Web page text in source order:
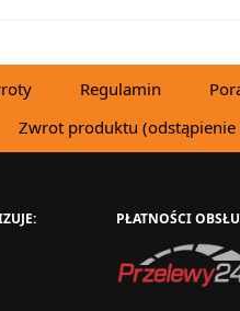
Regulamin
Zwrot produktu
PŁATNOŚCI